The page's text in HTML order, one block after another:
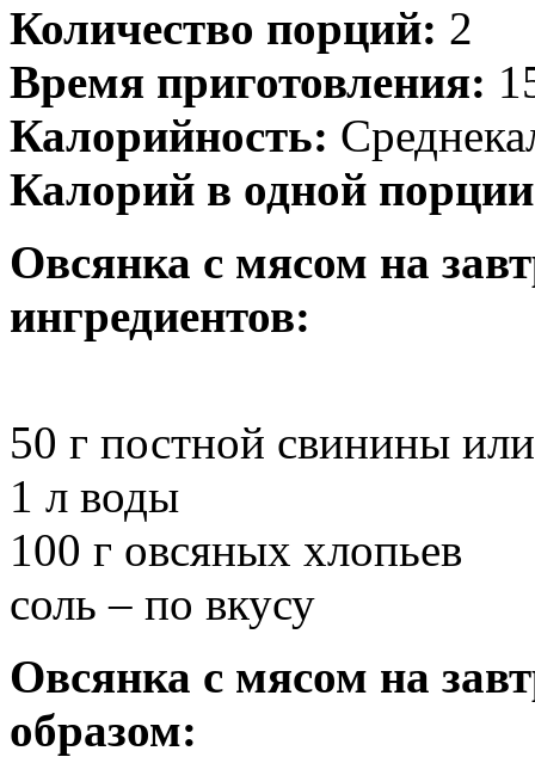
Количество порций: 2
Время приготовления:
Калорийность:
Калорий в одной
Овсянка с мясом на
ингредиентов:
50 г постной свинины
1 л воды
100 г овсяных хлопьев
соль – по вкусу
Овсянка с мясом на
образом: